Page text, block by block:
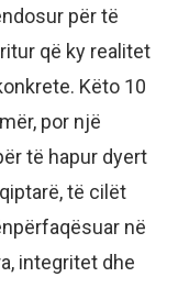
për të
që ky realitet
Këto 10
por një
të hapur dyert
të cilët
në
integritet dhe